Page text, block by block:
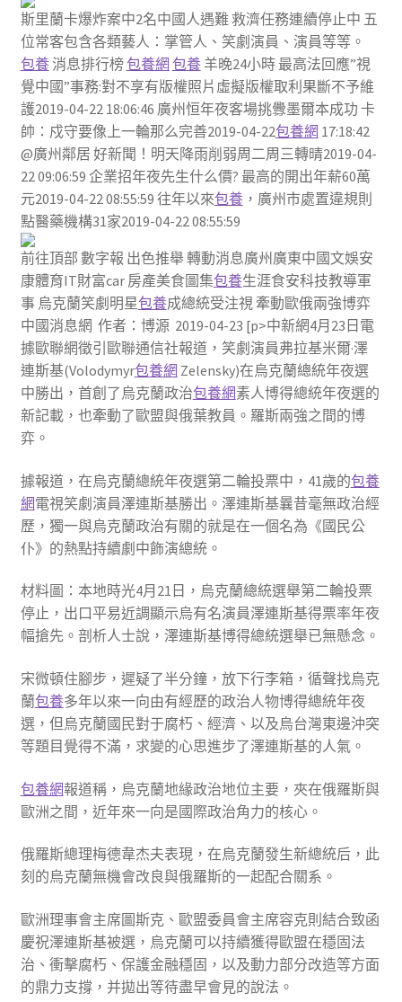
斯里蘭卡爆炸案中2名中國人遇難 救濟任務連續停止中 五
位常客包含各類藝人：掌管人、笑劇演員、演員等等。
包養消息排行榜 包養網 包養羊晚24小時 最高法回應”視
覺中國”事務:對不享有版權照片虛擬版權取利果斷不予維
護2019-04-22 18:06:46 廣州恒年夜客場挑釁墨爾本成功 卡
帥：戍守要像上一輪那么完善2019-04-22包養網 17:18:42
@廣州鄰居 好新聞！明天降雨削弱周二周三轉晴2019-04-
22 09:06:59 企業招年夜先生什么價? 最高的開出年薪60萬
元2019-04-22 08:55:59 往年以來包養，廣州市處置違規則
點醫藥機構31家2019-04-22 08:55:59
前往頂部 數字報 出色推舉 轉動消息廣州廣東中國文娛安
康體育IT財富car 房產美食圖集包養生涯食安科技教導軍
事 烏克蘭笑劇明星包養成總統受注視 牽動歐俄兩強博弈
中國消息網 作者：博源 2019-04-23 [p>中新網4月23日電
據歐聯網徵引歐聯通信社報道，笑劇演員弗拉基米爾·澤
連斯基(Volodymyr包養網 Zelensky)在烏克蘭總統年夜選
中勝出，首創了烏克蘭政治包養網素人博得總統年夜選的
新記載，也牽動了歐盟與俄葉教員。羅斯兩強之間的博
弈。
據報道，在烏克蘭總統年夜選第二輪投票中，41歲的包養
網電視笑劇演員澤連斯基勝出。澤連斯基曩昔毫無政治經
歷，獨一與烏克蘭政治有關的就是在一個名為《國民公
仆》的熱點持續劇中飾演總統。
材料圖：本地時光4月21日，烏克蘭總統選舉第二輪投票
停止，出口平易近調顯示烏有名演員澤連斯基得票率年夜
幅搶先。剖析人士說，澤連斯基博得總統選舉已無懸念。
宋微頓住腳步，遲疑了半分鐘，放下行李箱，循聲找烏克
蘭包養多年以來一向由有經歷的政治人物博得總統年夜
選，但烏克蘭國民對于腐朽、經濟、以及烏台灣東邊沖突
等題目覺得不滿，求變的心思進步了澤連斯基的人氣。
包養網報道稱，烏克蘭地緣政治地位主要，夾在俄羅斯與
歐洲之間，近年來一向是國際政治角力的核心。
俄羅斯總理梅德韋杰夫表現，在烏克蘭發生新總統后，此
刻的烏克蘭無機會改良與俄羅斯的一起配合關系。
歐洲理事會主席圖斯克、歐盟委員會主席容克則結合致函
慶祝澤連斯基被選，烏克蘭可以持續獲得歐盟在穩固法
治、衝擊腐朽、保護金融穩固，以及動力部分改造等方面
的鼎力支撐，并拋出等待盡早會見的說法。